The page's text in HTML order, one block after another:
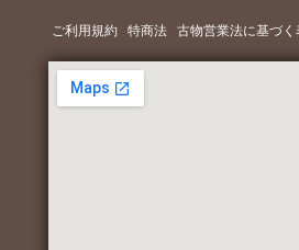
ご利用規約 特商法 古物営業法に基づく